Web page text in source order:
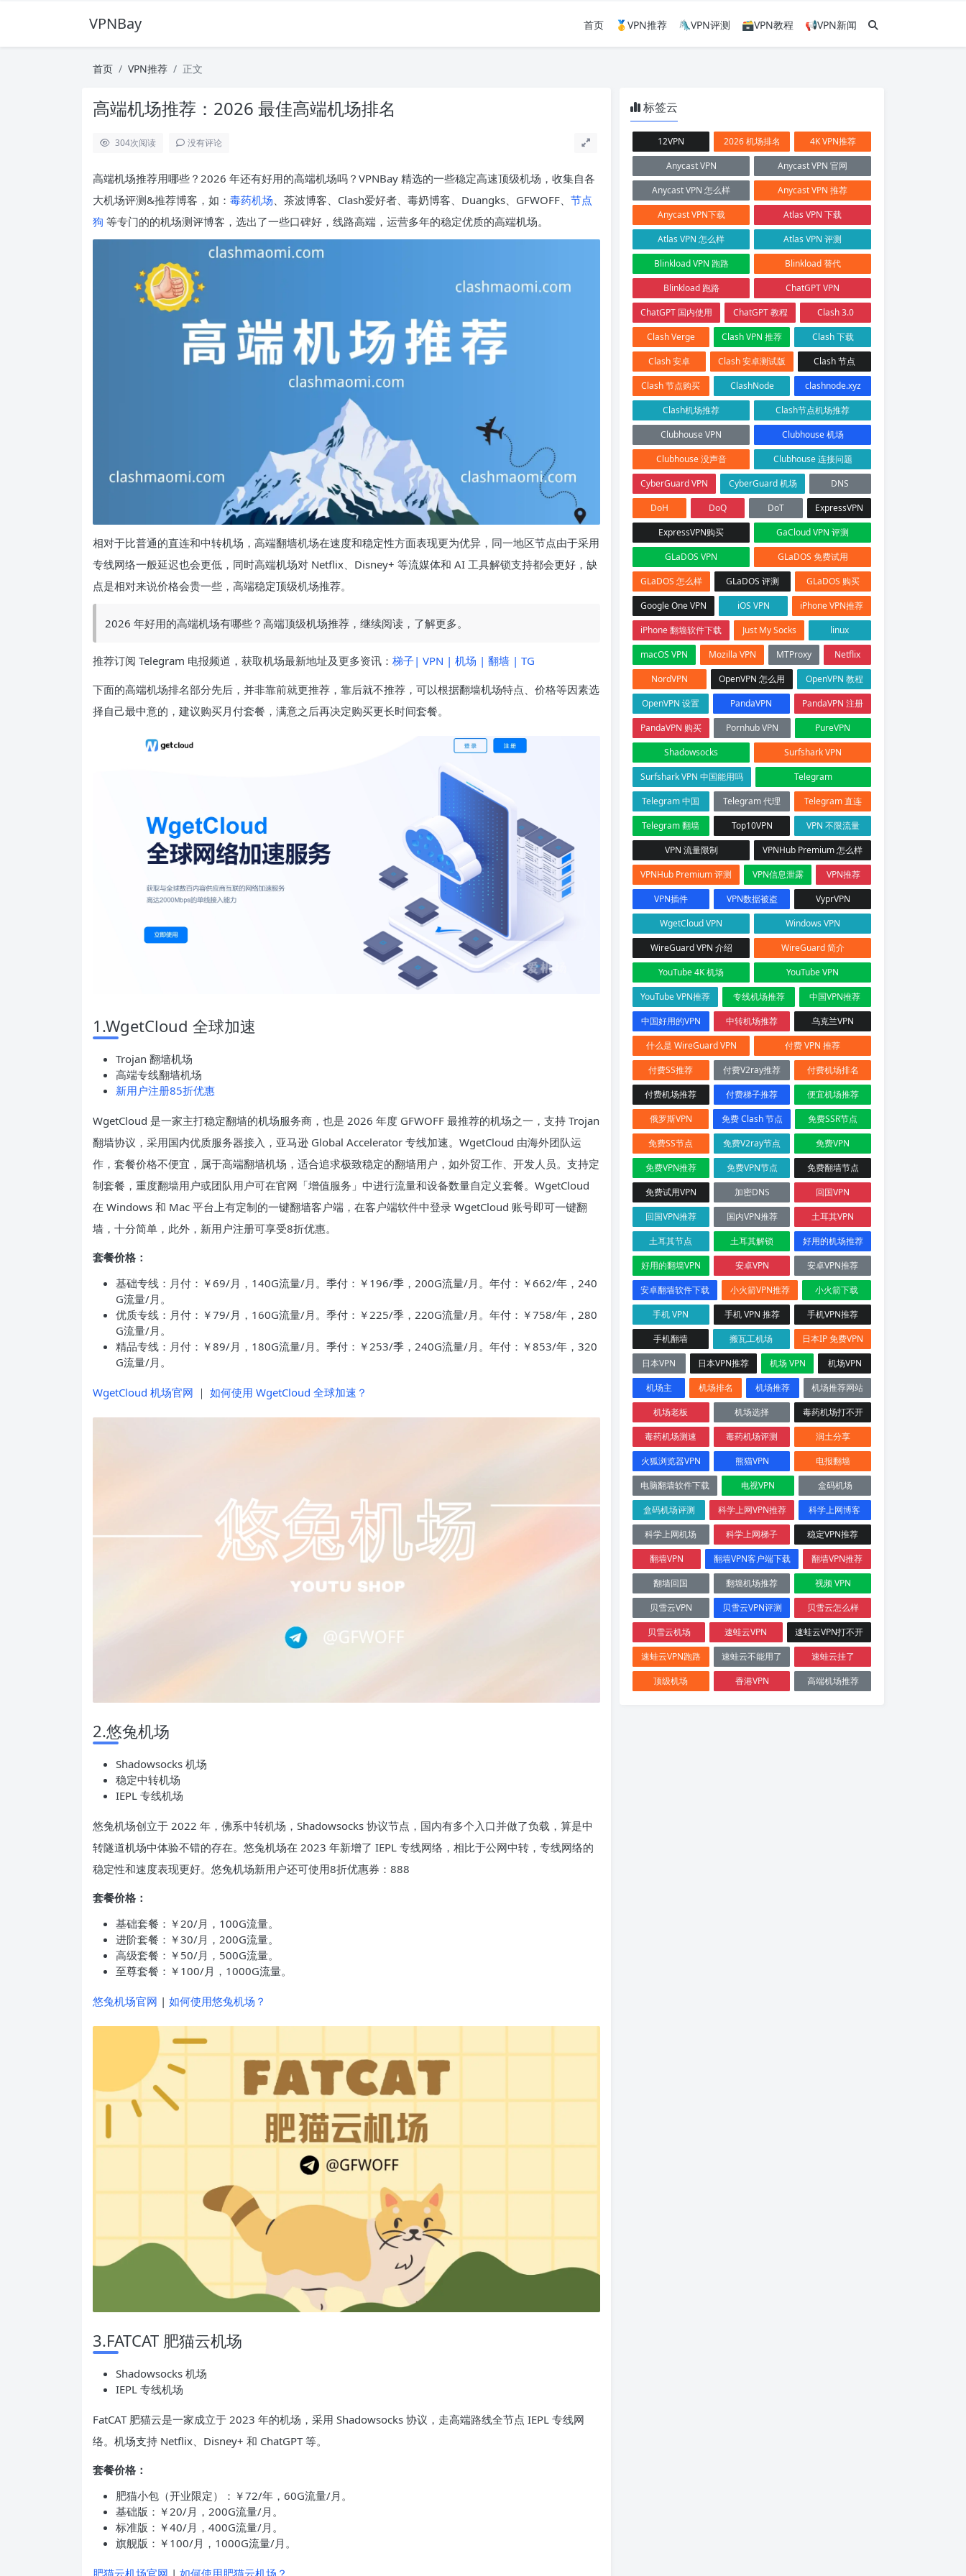
VPNBay 首页 🥇VPN推荐 🛝VPN评测 🗃VPN教程 📢VPN新闻
首页 VPN推荐 正文
高端机场推荐：2026 最佳高端机场排名
304次阅读 没有评论
高端机场推荐用哪些？2026 年还有好用的高端机场吗？VPNBay 精选的一些稳定高速顶级机场，收集自各
大机场评测&推荐博客，如： 毒药机场、茶波博客、Clash爱好者、毒奶博客、Duangks、GFWOFF、 节点
狗 等专门的的机场测评博客，选出了一些口碑好，线路高端，运营多年的稳定优质的高端机场。
相对于比普通的直连和中转机场，高端翻墙机场在速度和稳定性方面表现更为优异，同一地区节点由于采用
专线网络一般延迟也会更低，同时高端机场对 Netflix、Disney+ 等流媒体和 AI 工具解锁支持都会更好，缺
点是相对来说价格会贵一些，高端稳定顶级机场推荐。
2026 年好用的高端机场有哪些？高端顶级机场推荐，继续阅读，了解更多。
推荐订阅 Telegram 电报频道，获取机场最新地址及更多资讯： 梯子| VPN | 机场 | 翻墙 | TG
下面的高端机场排名部分先后，并非靠前就更推荐，靠后就不推荐，可以根据翻墙机场特点、价格等因素选
择自己最中意的，建议购买月付套餐，满意之后再决定购买更长时间套餐。
1.WgetCloud 全球加速
Trojan 翻墙机场
高端专线翻墙机场
新用户注册85折优惠
WgetCloud 是一家主打稳定翻墙的机场服务商，也是 2026 年度 GFWOFF 最推荐的机场之一，支持 Trojan
翻墙协议，采用国内优质服务器接入，亚马逊 Global Accelerator 专线加速。WgetCloud 由海外团队运
作，套餐价格不便宜，属于高端翻墙机场，适合追求极致稳定的翻墙用户，如外贸工作、开发人员。支持定
制套餐，重度翻墙用户或团队用户可在官网「增值服务」中进行流量和设备数量自定义套餐。WgetCloud
在 Windows 和 Mac 平台上有定制的一键翻墙客户端，在客户端软件中登录 WgetCloud 账号即可一键翻
墙，十分简单，此外，新用户注册可享受8折优惠。
套餐价格：
基础专线：月付：￥69/月，140G流量/月。季付：￥196/季，200G流量/月。年付：￥662/年，240
G流量/月。
优质专线：月付：￥79/月，160G流量/月。季付：￥225/季，220G流量/月。年付：￥758/年，280
G流量/月。
精品专线：月付：￥89/月，180G流量/月。季付：￥253/季，240G流量/月。年付：￥853/年，320
G流量/月。
WgetCloud 机场官网 ｜ 如何使用 WgetCloud 全球加速？
2.悠兔机场
Shadowsocks 机场
稳定中转机场
IEPL 专线机场
悠兔机场创立于 2022 年，佛系中转机场，Shadowsocks 协议节点，国内有多个入口并做了负载，算是中
转隧道机场中体验不错的存在。悠兔机场在 2023 年新增了 IEPL 专线网络，相比于公网中转，专线网络的
稳定性和速度表现更好。悠兔机场新用户还可使用8折优惠券：888
套餐价格：
基础套餐：￥20/月，100G流量。
进阶套餐：￥30/月，200G流量。
高级套餐：￥50/月，500G流量。
至尊套餐：￥100/月，1000G流量。
悠兔机场官网 | 如何使用悠兔机场？
3.FATCAT 肥猫云机场
Shadowsocks 机场
IEPL 专线机场
FatCAT 肥猫云是一家成立于 2023 年的机场，采用 Shadowsocks 协议，走高端路线全节点 IEPL 专线网
络。机场支持 Netflix、Disney+ 和 ChatGPT 等。
套餐价格：
肥猫小包（开业限定）：￥72/年，60G流量/月。
基础版：￥20/月，200G流量/月。
标准版：￥40/月，400G流量/月。
旗舰版：￥100/月，1000G流量/月。
标签云
12VPN 2026 机场排名
4K VPN推荐
Anycast VPN
Anycast VPN 官网
Anycast VPN 怎么样
Anycast VPN 推荐
Anycast VPN下载
Atlas VPN 下载
Atlas VPN 怎么样
Atlas VPN 评测
Blinkload VPN 跑路
Blinkload 替代
Blinkload 跑路
ChatGPT VPN
ChatGPT 国内使用
ChatGPT 教程
Clash 3.0
Clash Verge
Clash VPN 推荐
Clash 下载
Clash 安卓
Clash 安卓测试版
Clash 节点
Clash 节点购买
ClashNode
clashnode.xyz
Clash机场推荐
Clash节点机场推荐
Clubhouse VPN
Clubhouse 机场
Clubhouse 没声音
Clubhouse 连接问题
CyberGuard VPN
CyberGuard 机场
DNS
DoH
DoQ DoT
ExpressVPN
ExpressVPN购买
GaCloud VPN 评测
GLaDOS VPN
GLaDOS 免费试用
GLaDOS 怎么样
GLaDOS 评测
GLaDOS 购买
Google One VPN
iOS VPN
iPhone VPN推荐
iPhone 翻墙软件下载
Just My Socks
linux
macOS VPN
Mozilla VPN MTProxy
Netflix
NordVPN
OpenVPN 怎么用
OpenVPN 教程
OpenVPN 设置
PandaVPN
PandaVPN 注册
PandaVPN 购买
Pornhub VPN
PureVPN
Shadowsocks
Surfshark VPN
Surfshark VPN 中国能用吗
Telegram
Telegram 中国
Telegram 代理
Telegram 直连
Telegram 翻墙
Top10VPN
VPN 不限流量
VPN 流量限制
VPNHub Premium 怎么样
VPNHub Premium 评测
VPN信息泄露
VPN推荐
VPN插件
VPN数据被盗
VyprVPN
WgetCloud VPN
Windows VPN
WireGuard VPN 介绍
WireGuard 简介
YouTube 4K 机场
YouTube VPN
YouTube VPN推荐
专线机场推荐
中国VPN推荐
中国好用的VPN
中转机场推荐
乌克兰VPN
什么是 WireGuard VPN
付费 VPN 推荐
付费SS推荐
付费V2ray推荐
付费机场排名
付费机场推荐
付费梯子推荐
便宜机场推荐
俄罗斯VPN
免费 Clash 节点
免费SSR节点
免费SS节点
免费V2ray节点
免费VPN
免费VPN推荐
免费VPN节点
免费翻墙节点
免费试用VPN
加密DNS
回国VPN
回国VPN推荐
国内VPN推荐
土耳其VPN
土耳其节点
土耳其解锁
好用的机场推荐
好用的翻墙VPN
安卓VPN
安卓VPN推荐
安卓翻墙软件下载
小火箭VPN推荐
小火箭下载
手机 VPN
手机 VPN 推荐
手机VPN推荐
手机翻墙
搬瓦工机场
日本IP 免费VPN
日本VPN
日本VPN推荐 机场 VPN
机场VPN
机场主
机场排名 机场推荐
机场推荐网站
机场老板
机场选择
毒药机场打不开
毒药机场测速
毒药机场评测
润土分享
火狐浏览器VPN
熊猫VPN
电报翻墙
电脑翻墙软件下载
电视VPN
盒码机场
盒码机场评测
科学上网VPN推荐
科学上网博客
科学上网机场
科学上网梯子
稳定VPN推荐
翻墙VPN
翻墙VPN客户端下载
翻墙VPN推荐
翻墙回国
翻墙机场推荐
视频 VPN
贝雪云VPN
贝雪云VPN评测
贝雪云怎么样
贝雪云机场
速蛙云VPN
速蛙云VPN打不开
速蛙云VPN跑路
速蛙云不能用了
速蛙云挂了
顶级机场
香港VPN 高端机场推荐